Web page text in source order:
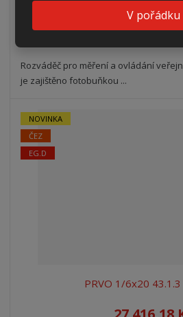
V pořádku
DO 2 TÝDNŮ
Rozváděč pro měření a ovládání
je zajištěno fotobuňkou ...
NOVINKA
ČEZ
EG.D
PRVO 1/6x20